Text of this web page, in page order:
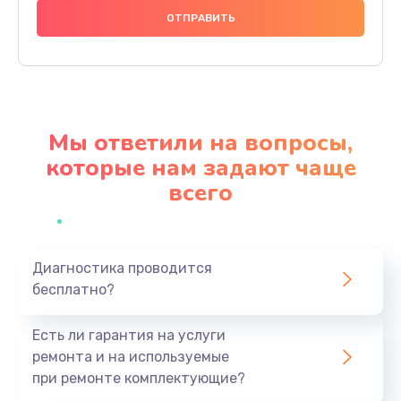
1000 руб.
Заказать
Профилактическая чистка
Заказать
Мы ответили на вопросы,
которые нам задают чаще
всего
Диагностика проводится
бесплатно?
Есть ли гарантия на услуги
ремонта и на используемые
при ремонте комплектующие?